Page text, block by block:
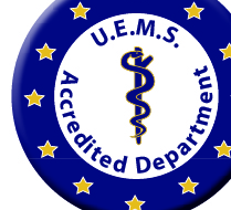
petscan@imaging.at